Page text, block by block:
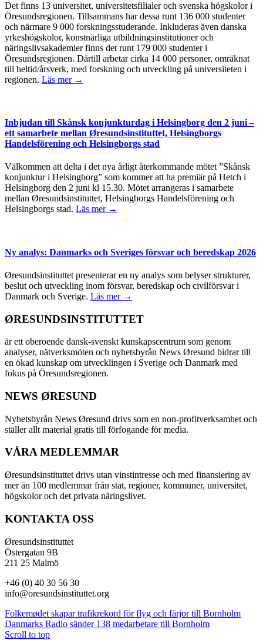
Det finns 13 universitet, universitetsfilialer och svenska högskolor i
Öresundsregionen. Tillsammans har dessa runt 136 000 studenter
och närmare 9 000 forskningsstuderande. Inkluderas även danska
yrkeshögskolor, konstnärliga utbildningsinstitutioner och
näringslivsakademier finns det runt 179 000 studenter i
Öresundsregionen. Därtill arbetar cirka 14 000 personer, omräknat
till heltid/årsverk, med forskning och utveckling på universiteten i
regionen. Läs mer →
Inbjudan till Skånsk konjunkturdag i Helsingborg den 2 juni –
ett samarbete mellan Øresundsinstituttet, Helsingborgs
Handelsförening och Helsingborgs stad
Välkommen att delta i det nya årligt återkommande mötet ”Skånsk
konjunktur i Helsingborg” som kommer att ha premiär på Hetch i
Helsingborg den 2 juni kl 15.30. Mötet arrangeras i samarbete
mellan Øresundsinstituttet, Helsingborgs Handelsförening och
Helsingborgs stad. Läs mer →
Ny analys: Danmarks och Sveriges försvar och beredskap 2026
Øresundsinstituttet presenterar en ny analys som belyser strukturer,
beslut och utveckling inom försvar, beredskap och civilförsvar i
Danmark och Sverige. Läs mer →
ØRESUNDSINSTITUTTET
är ett oberoende dansk-svenskt kunskapscentrum som genom
analyser, nätverksmöten och nyhetsbyrån News Øresund bidrar till
en ökad kunskap om utvecklingen i Sverige och Danmark med
fokus på Öresundsregionen.
NEWS ØRESUND
Nyhetsbyrån News Øresund drivs som en non-profitverksamhet och
ställer allt material gratis till förfogande för media.
VÅRA MEDLEMMAR
Øresundsinstituttet drivs utan vinst­intresse och med finansiering av
mer än 100 medlemmar från stat, regioner, kommuner, universitet,
högskolor och det privata näringslivet.
KONTAKTA OSS
Øresundsinstituttet
Östergatan 9B
211 25 Malmö
+46 (0) 40 30 56 30
info@oresundsinstituttet.org
Folkemødet skapar trafikrekord för flyg och färjor till Bornholm
Danmarks Radio sänder 138 medarbetare till Bornholm
Scroll to top